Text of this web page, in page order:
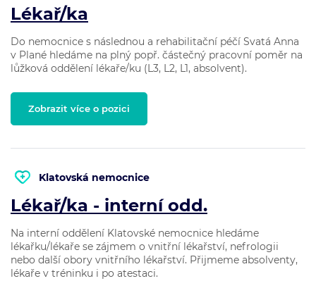
Lékař/ka
Do nemocnice s následnou a rehabilitační péčí Svatá Anna
v Plané hledáme na plný popř. částečný pracovní poměr na
lůžková oddělení lékaře/ku (L3, L2, L1, absolvent).
Zobrazit více o pozici
Klatovská nemocnice
Lékař/ka - interní odd.
Na interní oddělení Klatovské nemocnice hledáme
lékařku/lékaře se zájmem o vnitřní lékařství, nefrologii
nebo další obory vnitřního lékařství. Přijmeme absolventy,
lékaře v tréninku i po atestaci.